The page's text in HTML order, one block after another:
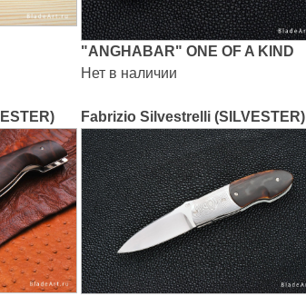
"ANGHABAR" ONE OF A KIND
Нет в наличии
Fabrizio Silvestrelli (SILVESTER)